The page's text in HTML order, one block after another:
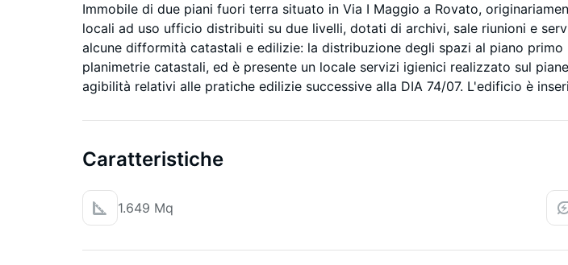
Immobile di due piani fuori terra situato in Via I Maggio a Rovato,
locali ad uso ufficio distribuiti su due livelli, dotati di archivi, sale riunioni e
alcune difformità catastali e edilizie: la distribuzione degli spazi al piano
planimetrie catastali, ed è presente un locale servizi igienici realizzato sul
agibilità relativi alle pratiche edilizie successive alla DIA 74/07. L'edificio è
Caratteristiche
1.649 Mq